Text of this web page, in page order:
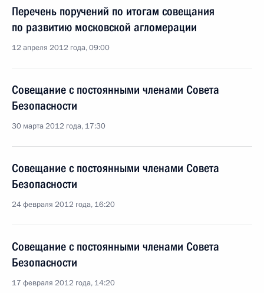
Перечень поручений по итогам совещания
по развитию московской агломерации
12 апреля 2012 года, 09:00
Совещание с постоянными членами Совета
Безопасности
30 марта 2012 года, 17:30
Совещание с постоянными членами Совета
Безопасности
24 февраля 2012 года, 16:20
Совещание с постоянными членами Совета
Безопасности
17 февраля 2012 года, 14:20